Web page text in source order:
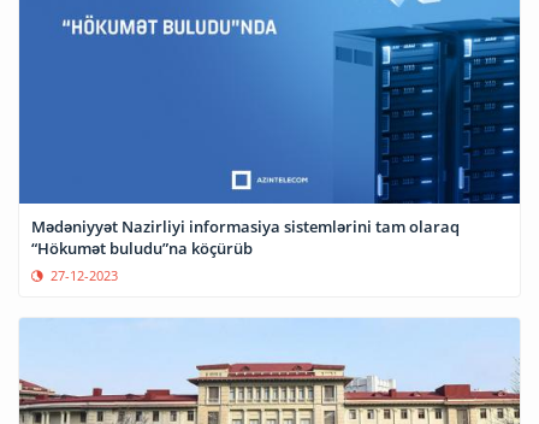
Mədəniyyət Nazirliyi informasiya sistemlərini tam olaraq
“Hökumət buludu”na köçürüb
27-12-2023